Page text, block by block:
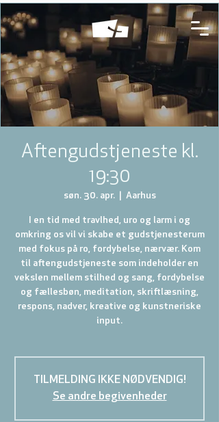
Aftengudstjeneste kl.
19:30
søn. 30. apr.
  |
Aarhus
I en tid med travlhed, uro og larm i og
omkring os vil vi skabe et gudstjenesterum
med fokus på ro, fordybelse, nærvær. Kom
til aftengudstjeneste som indeholder en
vekslen mellem stilhed og sang, fordybelse
og fællesbøn, meditation, skriftlæsning,
respons, nadver, kreative og kunstneriske
input.
TILMELDING IKKE NØDVENDIG!
Se andre begivenheder